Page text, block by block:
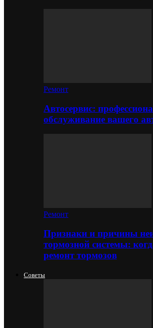
Ремонт
Автосервис:
обслуживание вашего
Ремонт
Признаки и причины
тормозной системы:
ремонт тормозов
Советы